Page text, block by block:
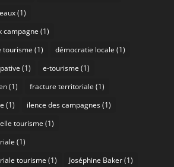
(1)
campagne (1)
tourisme (1) démocratie locale (1)
(1) e-tourisme (1)
(1) fracture territoriale (1)
(1) ilence des campagnes(1)
tourisme (1)
(1)
tourisme (1) Joséphine Baker(1)